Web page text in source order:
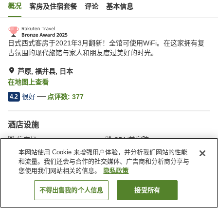
概况 客房及住宿套餐 评论 基本信息
日式西式客房于2021年3月翻新！全馆可使用WiFi。在这家拥有复
古氛围的现代旅馆与家人和朋友度过美好的时光。
芦原, 福井县, 日本
在地图上查看
4.2 很好 点评数: 377
酒店设施
停车场
SPA/美容院
休息室
自动售货机
首页 日本 福井县 芦原 越前芦原温泉 长谷川
搜索客房
本网站使用 Cookie 来增强用户体验，并分析我们网站的性能
和流量。我们还会与合作的社交媒体、广告商和分析商分享与
您使用我们网站相关的信息。
隐私政策
不得出售我的个人信息 接受所有